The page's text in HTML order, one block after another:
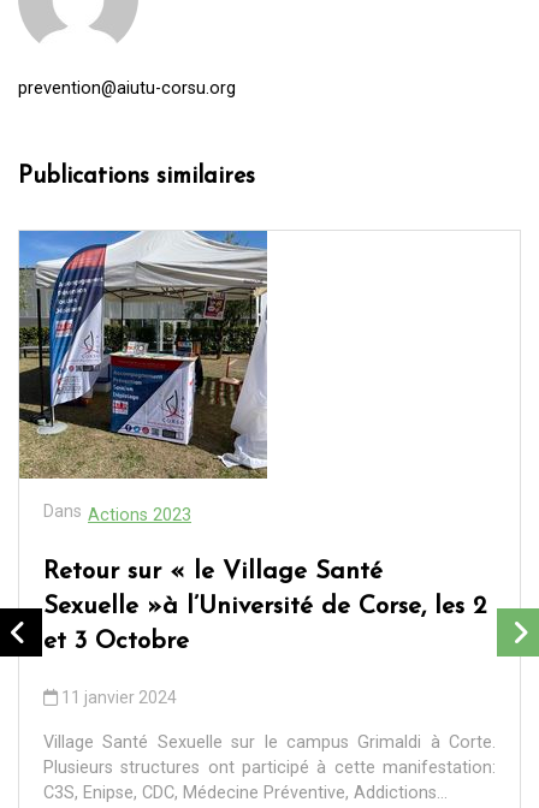
prevention@aiutu-corsu.org
Publications similaires
Dans Actions 2023
Retour sur « le Village Santé
Sexuelle »à l’Université de Corse, les 2
et 3 Octobre
11 janvier 2024
Village Santé Sexuelle sur le campus Grimaldi à Corte.
Plusieurs structures ont participé à cette manifestation:
C3S, Enipse, CDC, Médecine Préventive, Addictions...